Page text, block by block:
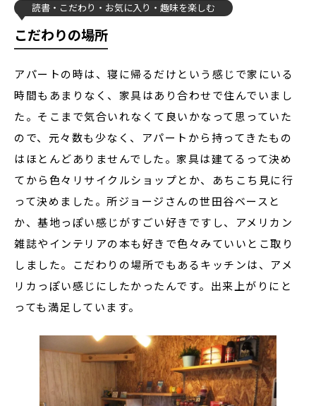
読書 こだわり お気に入り 趣味を楽しむ
こだわりの場所
アパートの時は、寝に帰るだけという感じで家にいる
時間もあまりなく、家具はあり合わせで住んでいまし
た。そこまで気合いれなくて良いかなって思っていた
ので、元々数も少なく、アパートから持ってきたもの
はほとんどありませんでした。家具は建てるって決め
てから色々リサイクルショップとか、あちこち見に行
って決めました。所ジョージさんの世田谷ベースと
か、基地っぽい感じがすごい好きですし、アメリカン
雑誌やインテリアの本も好きで色々みていいとこ取り
しました。こだわりの場所でもあるキッチンは、アメ
リカっぽい感じにしたかったんです。出来上がりにと
っても満足しています。